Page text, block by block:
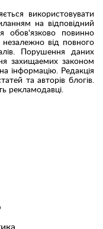
використовувати
на відповідний
обов'язково повинно
від повного
Порушення даних
захищаемих законом
інформацію. Редакція
та авторів блогів.
рекламодавці.